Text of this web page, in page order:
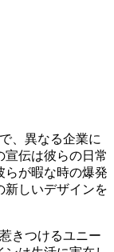
、異なる企業に
宣伝は彼らの日常
らが暇な時の爆発
新しいデザインを
きつけるユニー